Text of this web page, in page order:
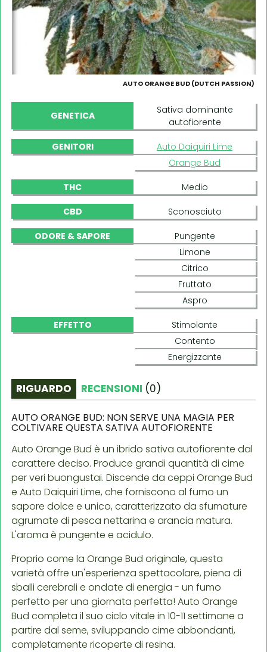
AUTO ORANGE BUD (DUTCH PASSION)
GENETICA
Sativa dominante
autofiorente
GENITORI
Auto Daiquiri Lime
Orange Bud
THC Medio
CBD Sconosciuto
ODORE & SAPORE
Pungente
Limone
Citrico
Fruttato
Aspro
EFFETTO
Stimolante
Contento
Energizzante
RIGUARDO RECENSIONI (0)
AUTO ORANGE BUD: NON SERVE UNA MAGIA PER
COLTIVARE QUESTA SATIVA AUTOFIORENTE
Auto Orange Bud è un ibrido sativa autofiorente dal
carattere deciso. Produce grandi quantità di cime
per veri buongustai. Discende da ceppi Orange Bud
e Auto Daiquiri Lime, che forniscono al fumo un
sapore dolce e unico, caratterizzato da sfumature
agrumate di pesca nettarina e arancia matura.
L'aroma è pungente e acidulo.
Proprio come la Orange Bud originale, questa
varietà offre un'esperienza spettacolare, piena di
sballi cerebrali e ondate di energia - un fumo
perfetto per una giornata perfetta! Auto Orange
Bud completa il suo ciclo vitale in 10-11 settimane a
partire dal seme, sviluppando cime abbondanti,
completamente ricoperte di resina.